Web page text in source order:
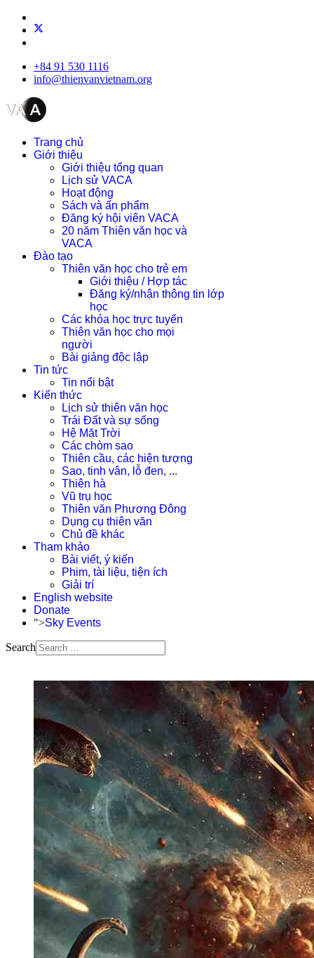
+84 91 530 1116
info@thienvanvietnam.org
Trang chủ
Giới thiệu
Giới thiệu tổng quan
Lịch sử VACA
Hoạt động
Sách và ấn phẩm
Đăng ký hội viên VACA
20 năm Thiên văn học và
VACA
Đào tạo
Thiên văn học cho trẻ em
Giới thiệu / Hợp tác
Đăng ký/nhận thông tin lớp
học
Các khóa học trực tuyến
Thiên văn học cho mọi
người
Bài giảng độc lập
Tin tức
Tin nổi bật
Kiến thức
Lịch sử thiên văn học
Trái Đất và sự sống
Hệ Mặt Trời
Các chòm sao
Thiên cầu, các hiện tượng
Sao, tinh vân, lỗ đen, ...
Thiên hà
Vũ trụ học
Thiên văn Phương Đông
Dụng cụ thiên văn
Chủ đề khác
Tham khảo
Bài viết, ý kiến
Phim, tài liệu, tiện ích
Giải trí
English website
Donate
">Sky Events
Search